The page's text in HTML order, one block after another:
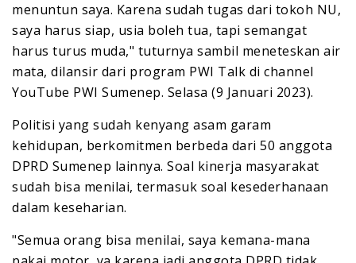
menuntun saya. Karena sudah tugas dari tokoh NU,
saya harus siap, usia boleh tua, tapi semangat
harus turus muda," tuturnya sambil meneteskan air
mata, dilansir dari program PWI Talk di channel
YouTube PWI Sumenep. Selasa (9 Januari 2023).
Politisi yang sudah kenyang asam garam
kehidupan, berkomitmen berbeda dari 50 anggota
DPRD Sumenep lainnya. Soal kinerja masyarakat
sudah bisa menilai, termasuk soal kesederhanaan
dalam keseharian.
"Semua orang bisa menilai, saya kemana-mana